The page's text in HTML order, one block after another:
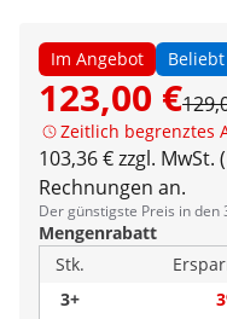
Im Angebot Beliebt
123,00 €
Zeitlich begrenztes
103,36 € zzgl. MwSt.
Rechnungen an.
Der günstigste Preis in den
Mengenrabatt
Stk.
3+